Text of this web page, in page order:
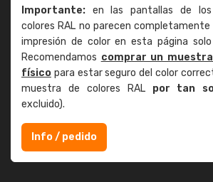
Importante: en las pantallas de los
colores RAL no parecen
impresión de color en esta página
Recomendamos comprar un
físico para estar seguro del color
muestra de colores RAL por tan
excluido).
Info / pedido